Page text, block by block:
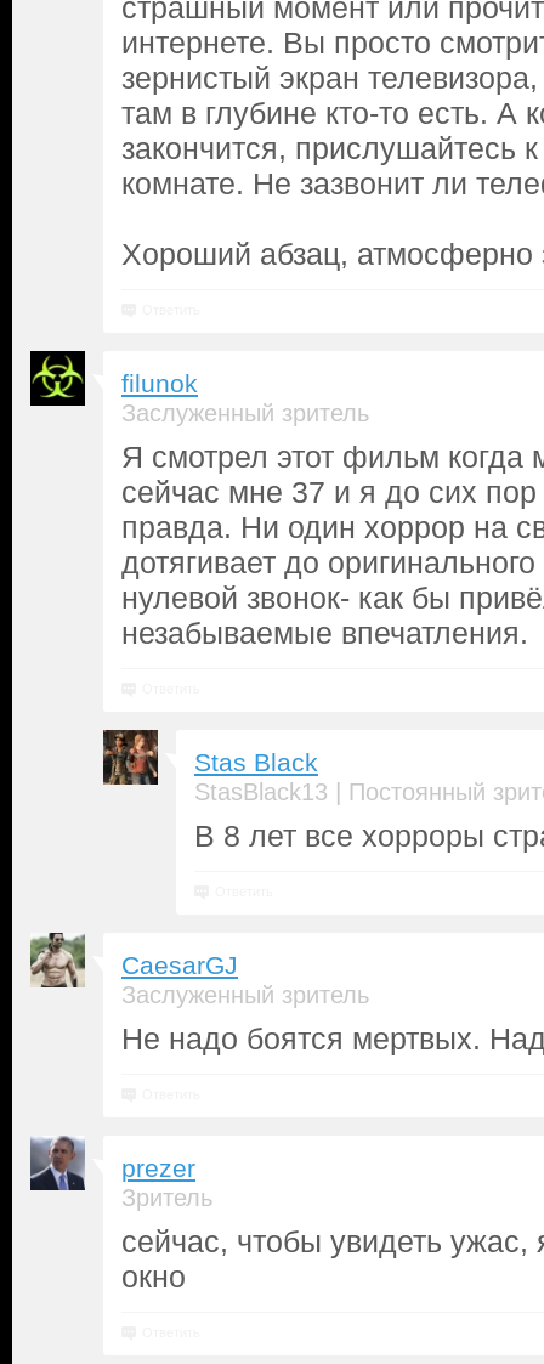
страшный момент или
интернете. Вы просто
зернистый экран
там в глубине кто-то есть. А
закончится, прислушайтесь
комнате. Не зазвонит ли
Хороший абзац, атмосферно
filunok
Заслуженный зритель
Я смотрел этот фильм когда
сейчас мне 37 и я до сих пор
правда. Ни один хоррор на
дотягивает до
нулевой звонок- как бы
незабываемые впечатления.
Stas Black
StasBlack13 | Постоянный
В 8 лет все хорроры
CaesarGJ
Заслуженный зритель
Не надо боятся мертвых.
prezer
Зритель
сейчас, чтобы увидеть ужас,
окно